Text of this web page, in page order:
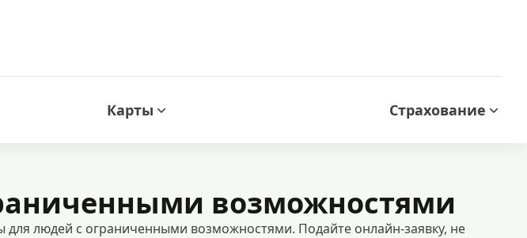
Карты Страхование
возможностями
людей с ограниченными возможностями. Подайте онлайн-заявку, не